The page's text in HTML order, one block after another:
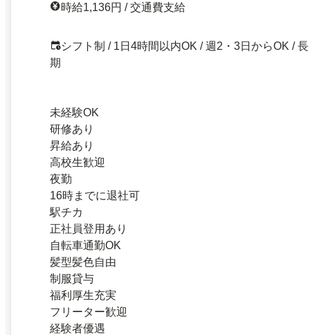
時給1,136円 / 交通費支給
シフト制 / 1日4時間以内OK / 週2・3日からOK / 長
期
未経験OK
研修あり
昇給あり
高校生歓迎
夜勤
16時までに退社可
駅チカ
正社員登用あり
自転車通勤OK
髪型髪色自由
制服貸与
福利厚生充実
フリーター歓迎
経験者優遇